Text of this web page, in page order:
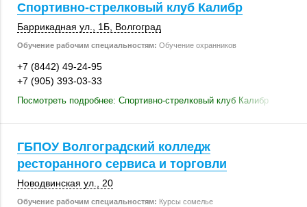
Спортивно-стрелковый клуб Калибр
Баррикадная ул., 1Б Волгоград
Обучение рабочим специальностям: Обучение охранников
+7 (8442) 49-24-95
+7 (905) 393-03-33
Посмотреть подробнее: Спортивно-стрелковый клуб Калибр
ГБПОУ Волгоградский колледж
ресторанного сервиса и торговли
Новодвинская ул., 20
Обучение рабочим специальностям: Курсы сомелье